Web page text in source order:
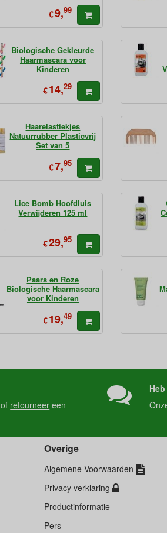
€9,99
Biologische Gekleurde
Haarmascara voor
Kinderen
€14,29
Haarelastiekjes
Natuurrubber Plasticvrij
Set van 5
€7,95
Lice Bomb Hoofdluis
Verwijderen 125 ml
€29,95
Paars en Roze
Biologische Haarmascara
voor Kinderen
€19,49
of retourneer een
Overige
Algemene Voorwaarden
Privacy verklaring
Productinformatie
Pers